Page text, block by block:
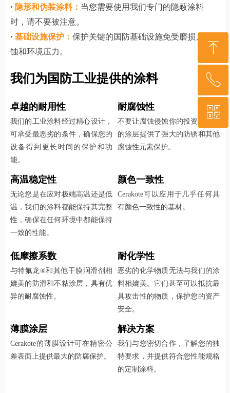
· 隐形和伪装涂料： 当您需要使用我们专门的隐蔽涂料
时，请不要被注意。
· 基础设施保护： 保护关键的国防基础设施免受磨损、腐
蚀和环境压力。
我们为国防工业提供的涂料
卓越的耐用性
我们的工业涂料经过精心设计，
可承受最恶劣的条件，确保您的
设备得到更长时间的保护和功
能。
耐腐蚀性
不要让腐蚀侵蚀你的投资。我们
的涂层提供了强大的防锈和其他
腐蚀性元素保护。
高温稳定性
无论您是在应对极端高温还是低
温，我们的涂料都能保持其完整
性，确保在任何环境中都能保持
一致的性能。
颜色一致性
Cerakote可以应用于几乎任何具
有颜色一致性的基材。
低摩擦系数
与特氟龙®和其他干膜润滑剂相
媲美的防滑和不粘涂层，具有优
异的耐腐蚀性。
耐化学性
恶劣的化学物质无法与我们的涂
料相媲美。它们甚至可以抵抗最
具攻击性的物质，保护您的资产
安全。
薄膜涂层
Cerakote的薄膜设计可在精密公
差表面上提供最大的防腐保护。
解决方案
我们与您密切合作，了解您的独
特要求，并提供符合您性能规格
的定制涂料。
ꁸ
回到顶部
ꂅ
400-879-3341
ꀥ